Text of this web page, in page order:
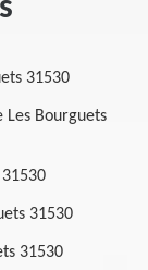
31530
Bourguets
31530
31530